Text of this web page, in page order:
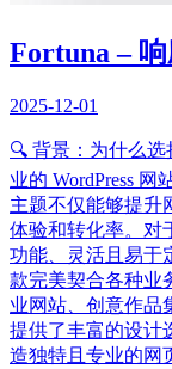
Fortuna –
2025-12-01
🔍 背景：为什么选
业的 WordPress
主题不仅能够提升
体验和转化率。对
功能、灵活且易于
款完美契合各种业
业网站、创意作品
提供了丰富的设计
造独特且专业的网